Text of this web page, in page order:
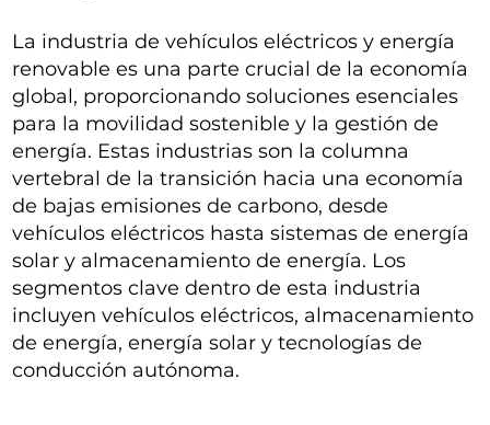
La industria de vehículos eléctricos y energía
renovable es una parte crucial de la economía
global, proporcionando soluciones esenciales
para la movilidad sostenible y la gestión de
energía. Estas industrias son la columna
vertebral de la transición hacia una economía
de bajas emisiones de carbono, desde
vehículos eléctricos hasta sistemas de energía
solar y almacenamiento de energía. Los
segmentos clave dentro de esta industria
incluyen vehículos eléctricos, almacenamiento
de energía, energía solar y tecnologías de
conducción autónoma.